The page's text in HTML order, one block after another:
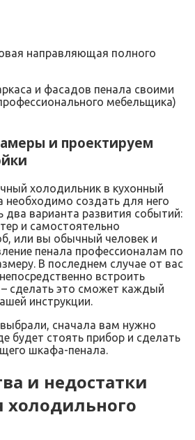
направляющая полного
и фасадов пенала своими
мебельщика)
и проектируем
холодильник в кухонный
необходимо создать для него
два варианта развития событий:
и самостоятельно
или вы обычный человек и
пенала профессионалам по
В последнем случае от вас
встроить
сделать это сможет каждый
инструкции.
сначала вам нужно
будет стоять прибор и сделать
шкафа-пенала.
и недостатки
холодильного